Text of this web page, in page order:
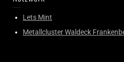
Lets Mint
Metallcluster Waldeck